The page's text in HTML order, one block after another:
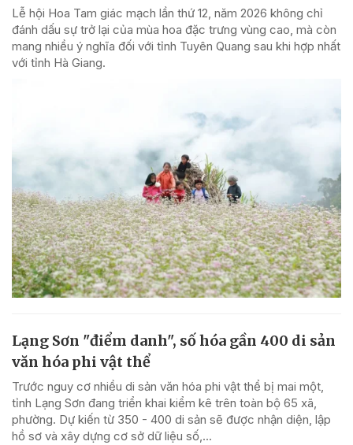
Lễ hội Hoa Tam giác mạch lần thứ 12, năm 2026 không chỉ
đánh dấu sự trở lại của mùa hoa đặc trưng vùng cao, mà còn
mang nhiều ý nghĩa đối với tỉnh Tuyên Quang sau khi hợp nhất
với tỉnh Hà Giang.
Lạng Sơn "điểm danh", số hóa gần 400 di sản
văn hóa phi vật thể
Trước nguy cơ nhiều di sản văn hóa phi vật thể bị mai một,
tỉnh Lạng Sơn đang triển khai kiểm kê trên toàn bộ 65 xã,
phường. Dự kiến từ 350 - 400 di sản sẽ được nhận diện, lập
hồ sơ và xây dựng cơ sở dữ liệu số,...